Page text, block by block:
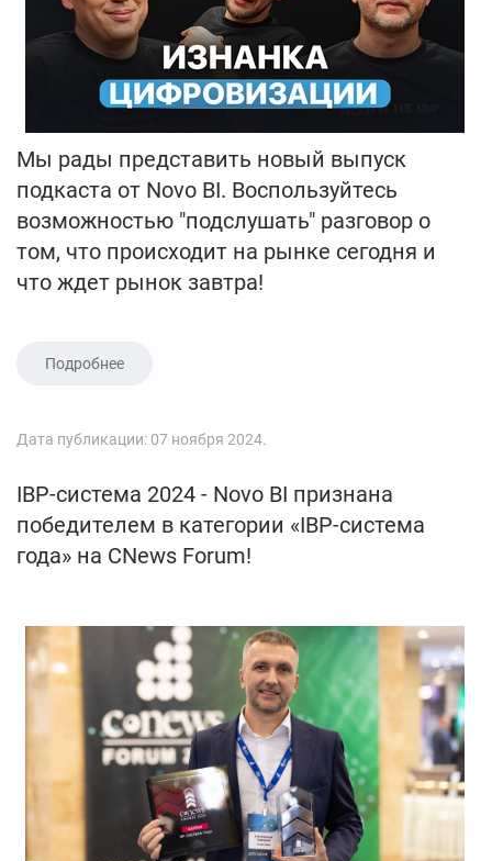
Мы рады представить новый выпуск
подкаста от Novo BI. Воспользуйтесь
возможностью "подслушать" разговор о
том, что происходит на рынке сегодня и
что ждет рынок завтра!
Подробнее
Дата публикации: 07 ноября 2024.
IBP-система 2024 - Novo BI признана
победителем в категории «IBP-система
года» на CNews Forum!